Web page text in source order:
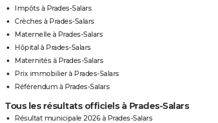
Impôts à Prades-Salars
Crèches à Prades-Salars
Maternelle à Prades-Salars
Hôpital à Prades-Salars
Maternités à Prades-Salars
Prix immobilier à Prades-Salars
Référendum à Prades-Salars
Tous les résultats officiels à Prades-Salars
Résultat municipale 2026 à Prades-Salars